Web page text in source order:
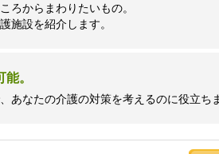
ろからまわりたいもの。
施設を紹介します。
。
あなたの介護の対策を考えるのに役立ち